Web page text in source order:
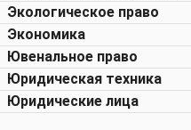
Экологическое право
Экономика
Ювенальное право
Юридическая техника
Юридические лица